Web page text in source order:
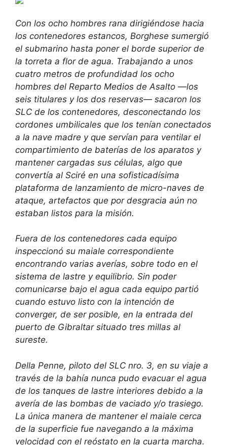
Con los ocho hombres rana dirigiéndose hacia
los contenedores estancos, Borghese sumergió
el submarino hasta poner el borde superior de
la torreta a flor de agua. Trabajando a unos
cuatro metros de profundidad los ocho
hombres del Reparto Medios de Asalto —los
seis titulares y los dos reservas— sacaron los
SLC de los contenedores, desconectando los
cordones umbilicales que los tenían conectados
a la nave madre y que servían para ventilar el
compartimiento de baterías de los aparatos y
mantener cargadas sus células, algo que
convertía al Sciré en una sofisticadísima
plataforma de lanzamiento de micro-naves de
ataque, artefactos que por desgracia aún no
estaban listos para la misión.
Fuera de los contenedores cada equipo
inspeccionó su maiale correspondiente
encontrando varias averías, sobre todo en el
sistema de lastre y equilibrio. Sin poder
comunicarse bajo el agua cada equipo partió
cuando estuvo listo con la intención de
converger, de ser posible, en la entrada del
puerto de Gibraltar situado tres millas al
sureste.
Della Penne, piloto del SLC nro. 3, en su viaje a
través de la bahía nunca pudo evacuar el agua
de los tanques de lastre interiores debido a la
avería de las bombas de vaciado y/o trasiego.
La única manera de mantener el maiale cerca
de la superficie fue navegando a la máxima
velocidad con el reóstato en la cuarta marcha.